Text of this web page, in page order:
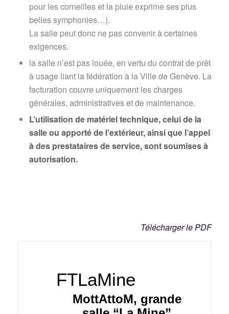
pour les corneilles et la pluie exprime ses plus
belles symphonies…).
La salle peut donc ne pas convenir à certaines
exigences.
la salle n’est pas louée, en vertu du contrat de prêt
à usage liant la fédération à la Ville de Genève. La
facturation couvre uniquement les charges
générales, administratives et de maintenance.
L’utilisation de matériel technique, celui de la
salle ou apporté de l’extérieur, ainsi que l’appel
à des prestataires de service, sont soumises à
autorisation.
Télécharger le PDF